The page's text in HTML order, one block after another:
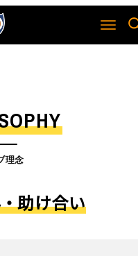
理念
助け合い